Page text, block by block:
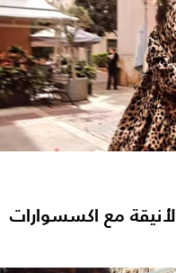
مع اكسسوارات